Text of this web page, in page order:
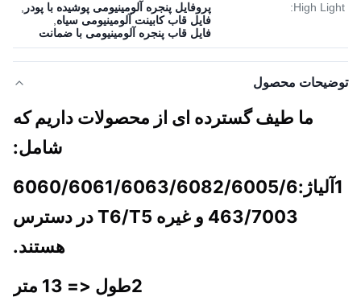
High Light: پروفایل پنجره آلومینیومی پوشیده با پودر
فایل قاب کابینت آلومینیومی سیاه
فایل قاب پنجره آلومینیومی با ضمانت
توضیحات محصول
ما طیف گسترده ای از محصولات داریم که
شامل:
1آلیاژ:6060/6061/6063/6082/6005/6
463/7003 و غیره T6/T5 در دسترس
هستند.
2طول <= 13 متر